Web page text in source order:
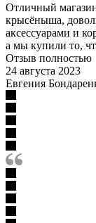
Отличный
крысёныша,
аксессуарами и
а мы купили то,
Отзыв полностью
24 августа 2023
Евгения